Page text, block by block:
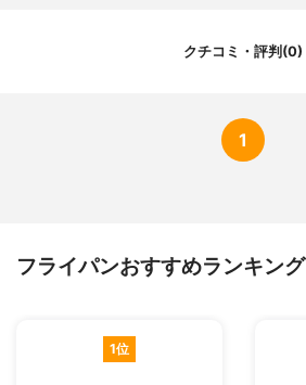
クチコミ・評判(0)
1
フライパンおすすめランキング
1位